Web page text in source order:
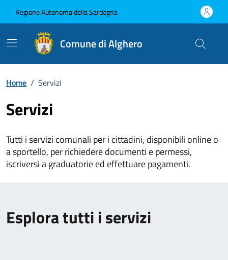
Regione Autonoma della Sardegna
Comune di Alghero
Home / Servizi
Servizi
Tutti i servizi comunali per i cittadini, disponibili online o
a sportello, per richiedere documenti e permessi,
iscriversi a graduatorie ed effettuare pagamenti.
Esplora tutti i servizi